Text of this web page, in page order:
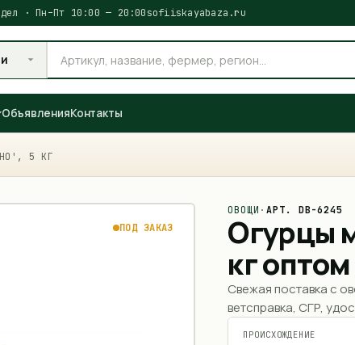
· Пн–Пт 10:00 — 20:00sofiiskayabaza.ru
ОбъявленияКонтакты
5 КГ
ПОД ЗАКАЗ
ОВОЩИ · АРТ. DB-6245
Огурцы
кг оптом
Свежая поставка с
ветсправка, СГР,
ПРОИСХОЖДЕНИЕ